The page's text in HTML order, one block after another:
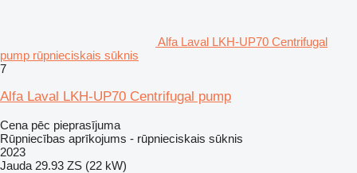
Alfa Laval LKH-UP70 Centrifugal
pump rūpnieciskais sūknis
7
Alfa Laval LKH-UP70 Centrifugal pump
Cena pēc pieprasījuma
Rūpniecības aprīkojums - rūpnieciskais sūknis
2023
Jauda 29.93 ZS (22 kW)